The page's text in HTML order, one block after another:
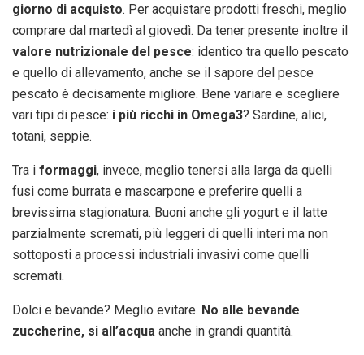
giorno di acquisto. Per acquistare prodotti freschi, meglio
comprare dal martedì al giovedì. Da tener presente inoltre il
valore nutrizionale del pesce: identico tra quello pescato
e quello di allevamento, anche se il sapore del pesce
pescato è decisamente migliore. Bene variare e scegliere
vari tipi di pesce: i più ricchi in Omega3? Sardine, alici,
totani, seppie.
Tra i formaggi, invece, meglio tenersi alla larga da quelli
fusi come burrata e mascarpone e preferire quelli a
brevissima stagionatura. Buoni anche gli yogurt e il latte
parzialmente scremati, più leggeri di quelli interi ma non
sottoposti a processi industriali invasivi come quelli
scremati.
Dolci e bevande? Meglio evitare. No alle bevande
zuccherine, si all’acqua anche in grandi quantità.